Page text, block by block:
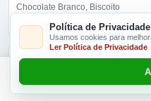
Este produto não é vendido
Chocolate Branco, Biscoito
OURO BRANCO
Política de Privacidade
Usamos cookies para
Ler Política de Privacidade